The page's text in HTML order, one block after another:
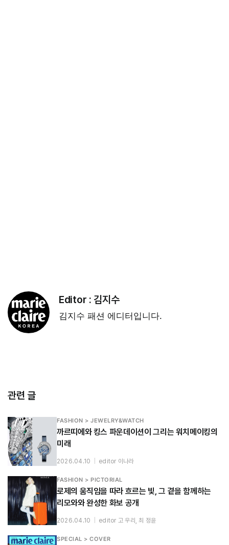
Editor : 김지수
김지수 패션 에디터입니다.
관련 글
FASHION > JEWELRY&WATCH
까르띠에와 킹스 파운데이션이 그리는 워치메이킹의
미래
2026.04.10 editor 이나라
FASHION > PICTORIAL
로제의 움직임을 따라 흐르는 빛, 그 곁을 함께하는
리모와와 완성한 화보 공개
2026.04.10 editor 고 우리, 최 정윤
SPECIAL > COVER